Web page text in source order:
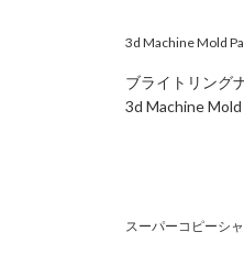
3d Machine Mold
ブライトリング
3d Machine
スーパーコピーシ